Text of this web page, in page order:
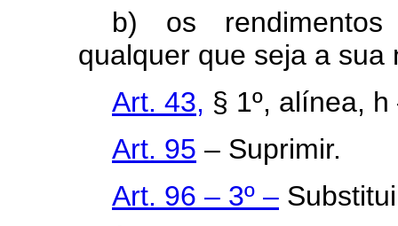
b) os rendimentos
qualquer que seja a sua
Art. 43, § 1º, alínea,
Art. 95 – Suprimir.
Art. 96 – 3º –